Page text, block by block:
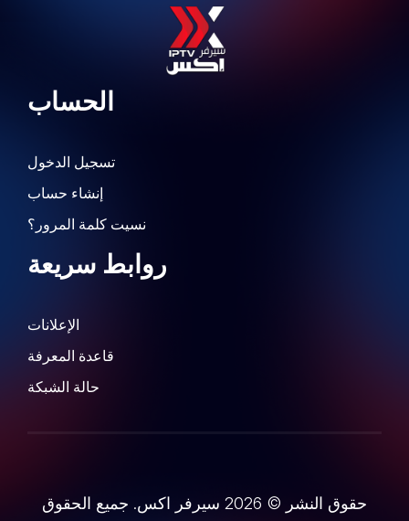
الحساب
تسجيل الدخول
إنشاء حساب
نسيت كلمة المرور؟
روابط سريعة
الإعلانات
قاعدة المعرفة
حالة الشبكة
حقوق النشر © 2026 سيرفر اكس. جميع الحقوق